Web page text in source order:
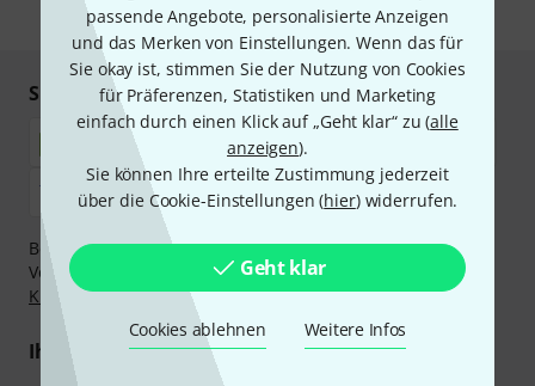
passende Angebote, personalisierte Anzeigen
und das Merken von Einstellungen. Wenn das für
Sie okay ist, stimmen Sie der Nutzung von Cookies
für Präferenzen, Statistiken und Marketing
einfach durch einen Klick auf „Geht klar“ zu (alle
anzeigen).
Sie können Ihre erteilte Zustimmung jederzeit
über die Cookie-Einstellungen (hier) widerrufen.
Geht klar
Cookies ablehnen Weitere Infos
* Pflichtfeld
Sicher einkaufen & bezahlen
Bezahlen Sie vertraulich und sicher per Nachnahme,
Vorkasse, PayPal, Amazon Pay,Klarna Sofort bezahlen
,
Klarna Ratenzahlungoder Kreditkarte.
Ihre Vorteile